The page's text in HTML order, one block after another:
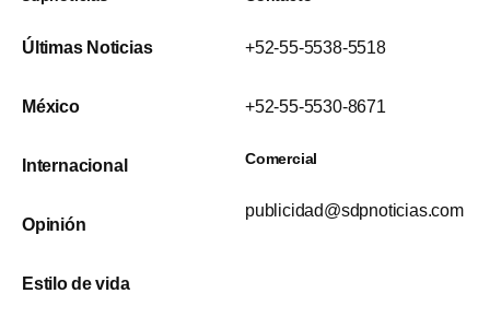
Últimas Noticias
México
Internacional
Opinión
Estilo de vida
+52-55-5538-5518
+52-55-5530-8671
Comercial
publicidad@sdpnoticias.com